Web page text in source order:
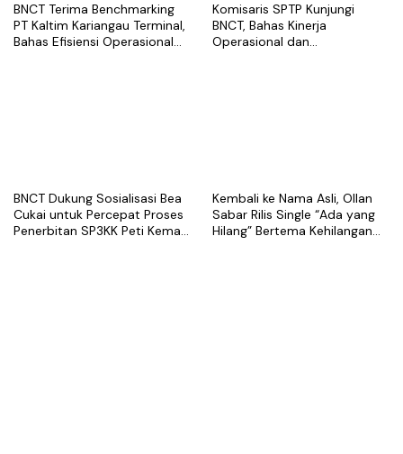
BNCT Terima Benchmarking
PT Kaltim Kariangau Terminal,
Bahas Efisiensi Operasional
Komisaris SPTP Kunjungi
BNCT, Bahas Kinerja
Operasional dan
BNCT Dukung Sosialisasi Bea
Cukai untuk Percepat Proses
Penerbitan SP3KK Peti Kemas
Kembali ke Nama Asli, Ollan
Sabar Rilis Single “Ada yang
Hilang” Bertema Kehilangan